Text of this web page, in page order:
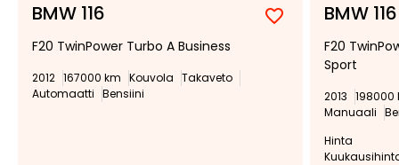
BMW 116
Lisää
suosikiksi
Poista
suosikeista
F20 TwinPower Turbo A Business
2012 167000 km Kouvola Takaveto
Automaatti Bensiini
BMW 116
F20
Sport
2013 198000
Manuaali
Hinta